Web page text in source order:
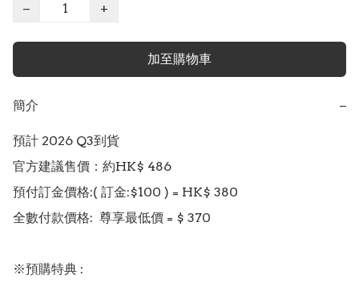
−
+
加至購物車
簡介 −
預計 2026 Q3到貨
官方建議售價：約HK$ 486
預付訂金價格:( 訂金:$100 ) = HK$ 380
全數付款價格:  尊享最低價 = $ 370
※預購特典 :